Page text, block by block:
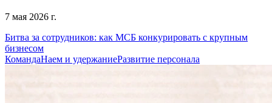
7 мая 2026 г.
Битва за сотрудников: как МСБ конкурировать с крупным
бизнесом
КомандаНаем и удержаниеРазвитие персонала